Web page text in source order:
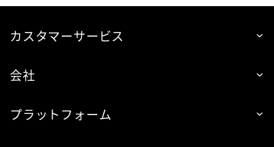
カスタマーサービス
会社
プラットフォーム